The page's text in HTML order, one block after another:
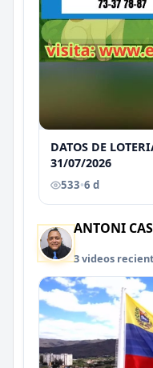
DATOS DE
31/07/2026
533•6 d
ANTONI
3 videos